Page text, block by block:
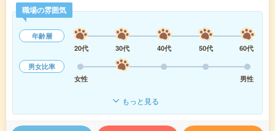
職場の雰囲気
年齢層
20代
30代 40代 50代
60代
男女比率
女性
男性
もっと見る